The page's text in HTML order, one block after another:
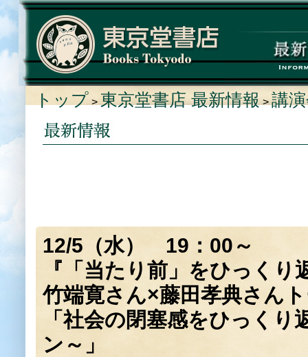
トップ > 東京堂書店 最新情報 > 講
12/5（水） 19：00～
『「当たり前」をひっく
竹端寛さん×藤田孝典さん
「社会の閉塞感をひっく
ン～」